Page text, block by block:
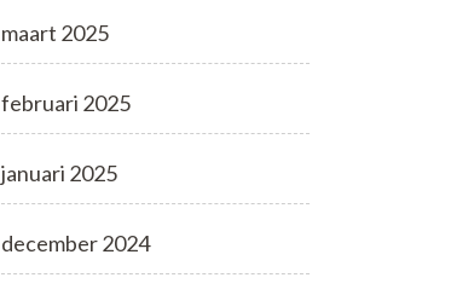
maart 2025
februari 2025
januari 2025
december 2024